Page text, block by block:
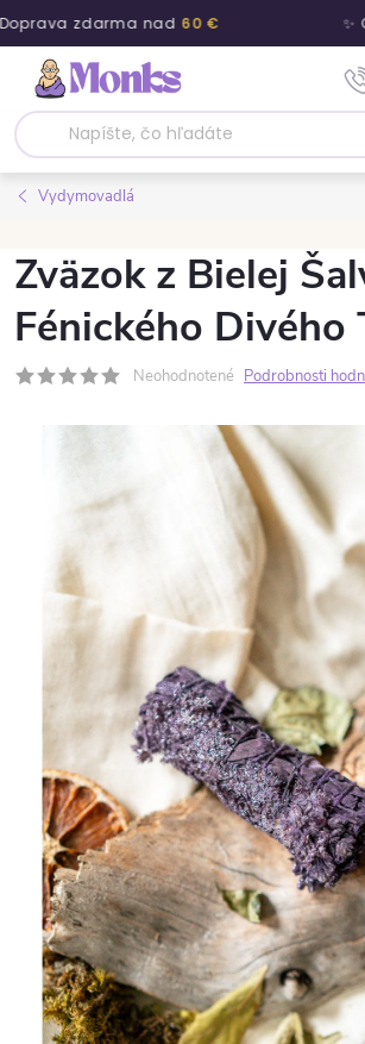
zdarma nad60 € ✨
Prejsť na obsah
Vydymovadlá
Zväzok z Bielej
Fénického Divého
Neohodnotené Podrobnosti